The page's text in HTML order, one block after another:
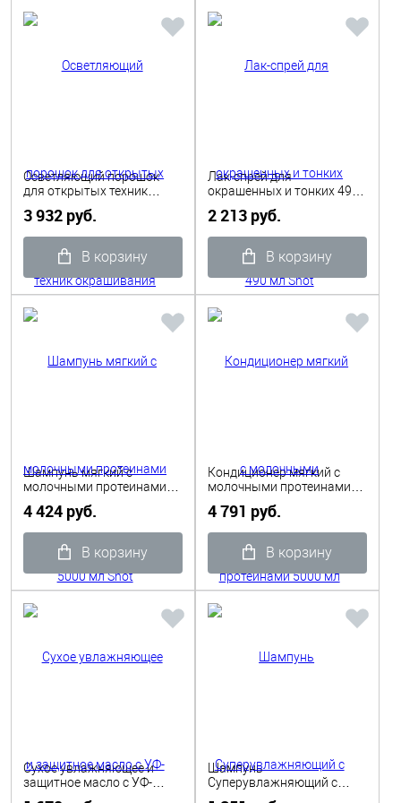
Осветляющий порошок
для открытых техник
3 932 руб.
В корзину
Лак-спрей для
окрашенных и тонких 490
2 213 руб.
В корзину
Шампунь мягкий с
молочными протеинами
4 424 руб.
В корзину
Кондиционер мягкий с
молочными протеинами
4 791 руб.
В корзину
Сухое увлажняющее и
защитное масло с УФ-
Шампунь
Суперувлажняющий с